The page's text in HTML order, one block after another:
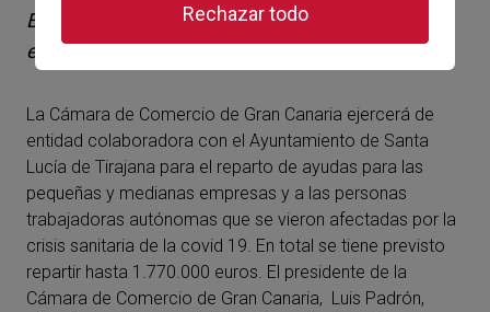
En total se tiene previsto repartir hasta 1.770.000
euros.
La Cámara de Comercio de Gran Canaria ejercerá de
entidad colaboradora con el Ayuntamiento de Santa
Lucía de Tirajana para el reparto de ayudas para las
pequeñas y medianas empresas y a las personas
trabajadoras autónomas que se vieron afectadas por la
crisis sanitaria de la covid 19. En total se tiene previsto
repartir hasta 1.770.000 euros. El presidente de la
Cámara de Comercio de Gran Canaria, Luis Padrón,
Rechazar todo